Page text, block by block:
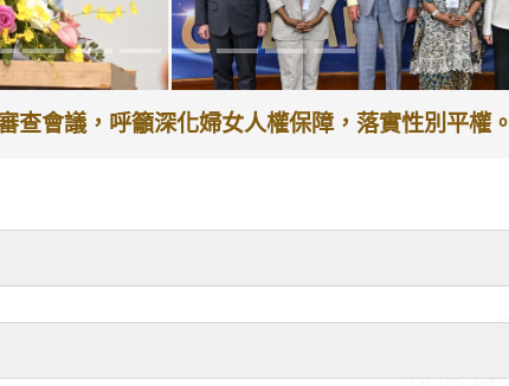
會議，呼籲深化婦女人權保障，落實性別平權。